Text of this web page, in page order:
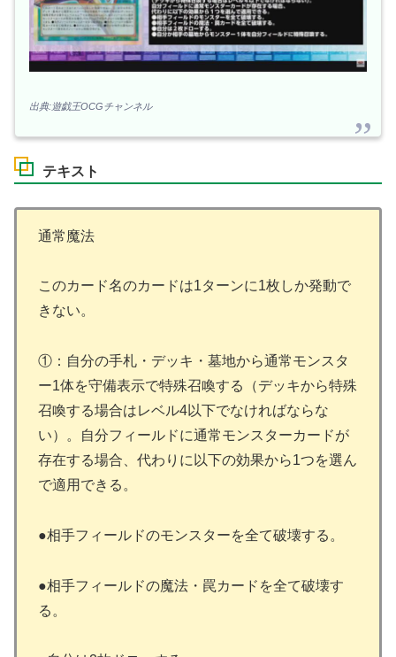
出典:遊戯王OCGチャンネル
テキスト
通常魔法
このカード名のカードは1ターンに1枚しか発動で
きない。
①：自分の手札・デッキ・墓地から通常モンスタ
ー1体を守備表示で特殊召喚する（デッキから特殊
召喚する場合はレベル4以下でなければならな
い）。自分フィールドに通常モンスターカードが
存在する場合、代わりに以下の効果から1つを選ん
で適用できる。
●相手フィールドのモンスターを全て破壊する。
●相手フィールドの魔法・罠カードを全て破壊す
る。